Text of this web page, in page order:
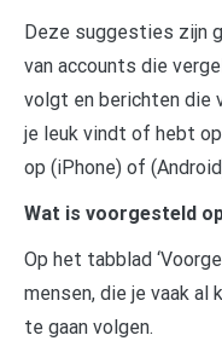
Deze suggesties zijn
van accounts die
volgt en berichten die
je leuk vindt of hebt
op (iPhone) of
Wat is voorgesteld
Op het tabblad
mensen, die je vaak al
te gaan volgen.